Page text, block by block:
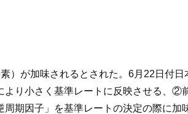
）が加味されるとされた。6月22日付
り小さく基準レートに反映させる、②
期因子」を基準レートの決定の際に加